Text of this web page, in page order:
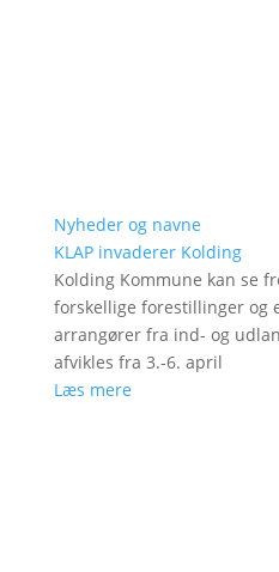
Nyheder og navne
KLAP invaderer Kolding
Kolding Kommune kan se
forskellige forestillinger og
arrangører fra ind- og
afvikles fra 3.-6. april
Læs mere